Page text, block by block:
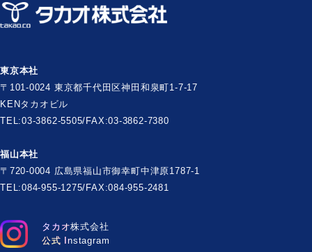
タカオ株式会社
公式 Instagram
東京本社
〒101-0024 東京都千代田区神田和泉町1-7-17
KENタカオビル
TEL:03-3862-5505/FAX:03-3862-7380
福山本社
〒720-0004 広島県福山市御幸町中津原1787-1
TEL:084-955-1275/FAX:084-955-2481